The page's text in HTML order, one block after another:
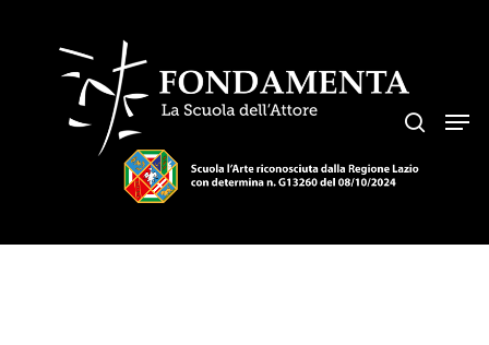
Hit enter to search or ESC to close